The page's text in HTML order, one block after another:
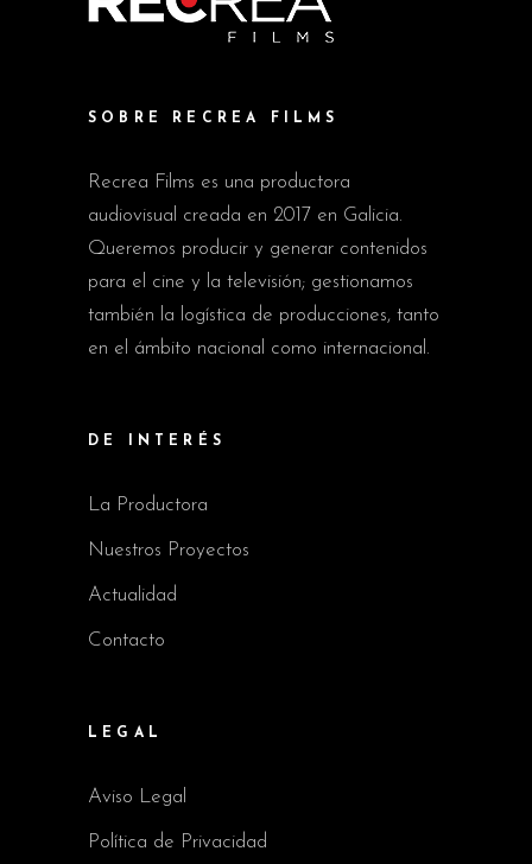
SOBRE RECREA FILMS
Recrea Films es una productora
audiovisual creada en 2017 en Galicia.
Queremos producir y generar contenidos
para el cine y la televisión; gestionamos
también la logística de producciones, tanto
en el ámbito nacional como internacional.
DE INTERÉS
La Productora
Nuestros Proyectos
Actualidad
Contacto
LEGAL
Aviso Legal
Política de Privacidad